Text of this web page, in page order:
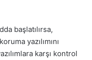
başlatılırsa,
yazılımını
karşı kontrol